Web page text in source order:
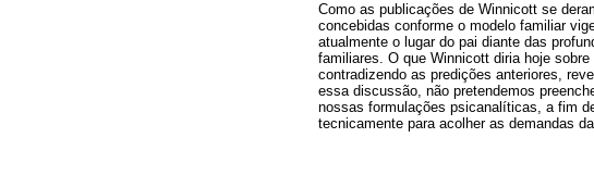
Como as publicações de Winnicott se
concebidas conforme o modelo familiar
atualmente o lugar do pai diante das
familiares. O que Winnicott diria hoje
contradizendo as predições anteriores,
essa discussão, não pretendemos
nossas formulações psicanalíticas, a fim
tecnicamente para acolher as demandas